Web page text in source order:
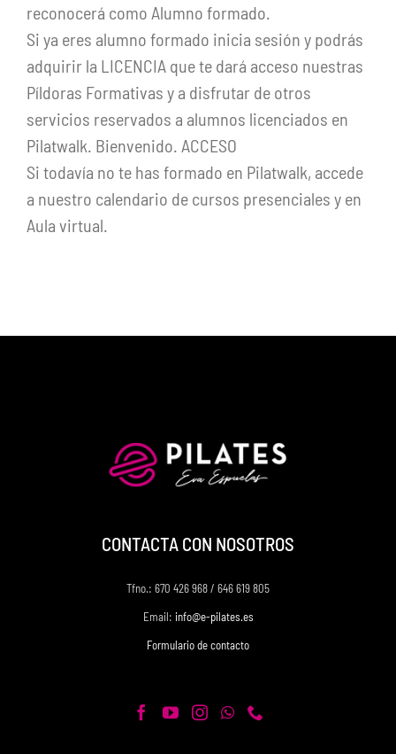
reconocerá como Alumno formado.
Si ya eres alumno formado inicia sesión y podrás
adquirir la LICENCIA que te dará acceso nuestras
Píldoras Formativas y a disfrutar de otros
servicios reservados a alumnos licenciados en
Pilatwalk. Bienvenido. ACCESO
Si todavía no te has formado en Pilatwalk, accede
a nuestro calendario de cursos presenciales y en
Aula virtual.
CONTACTA CON NOSOTROS
Tfno.: 670 426 968 / 646 619 805
Email: info@e-pilates.es
Formulario de contacto